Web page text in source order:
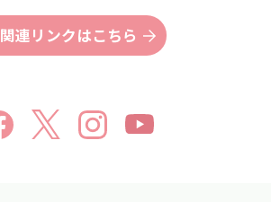
関連リンクはこちら